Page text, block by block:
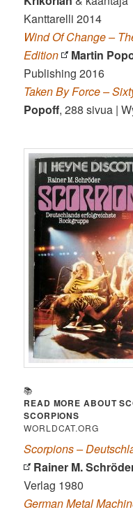
Kanttarelli 2014
Wind Of Change –
Edition
Martin
Publishing 2016
Taken By Force –
Popoff, 288 sivua |
📚
READ MORE ABOUT
SCORPIONS
WORLDCAT.ORG
Scorpions –
Rainer M.
Verlag 1980
German Metal